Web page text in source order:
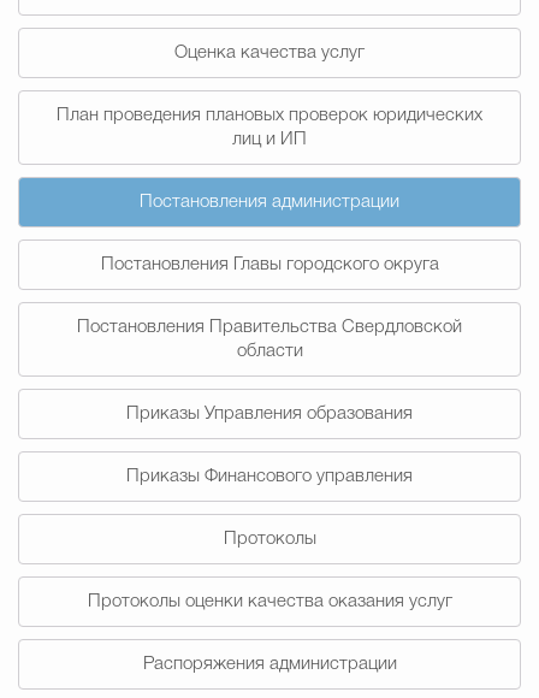
Противодействие
Муниципальные
Счётная палата Городского
Гостям Городского
Оценка качества услуг
План проведения плановых проверок юридических
лиц и ИП
Постановления администрации
Постановления Главы городского округа
Постановления Правительства Свердловской
области
Приказы Управления образования
Приказы Финансового управления
Протоколы
Протоколы оценки качества оказания услуг
Распоряжения администрации